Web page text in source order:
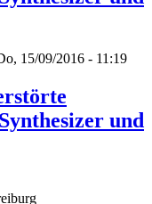
15/09/2016 - 11:19
und